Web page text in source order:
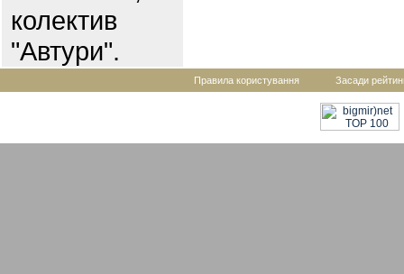
колектив
"Автури".
Правила користування Засади